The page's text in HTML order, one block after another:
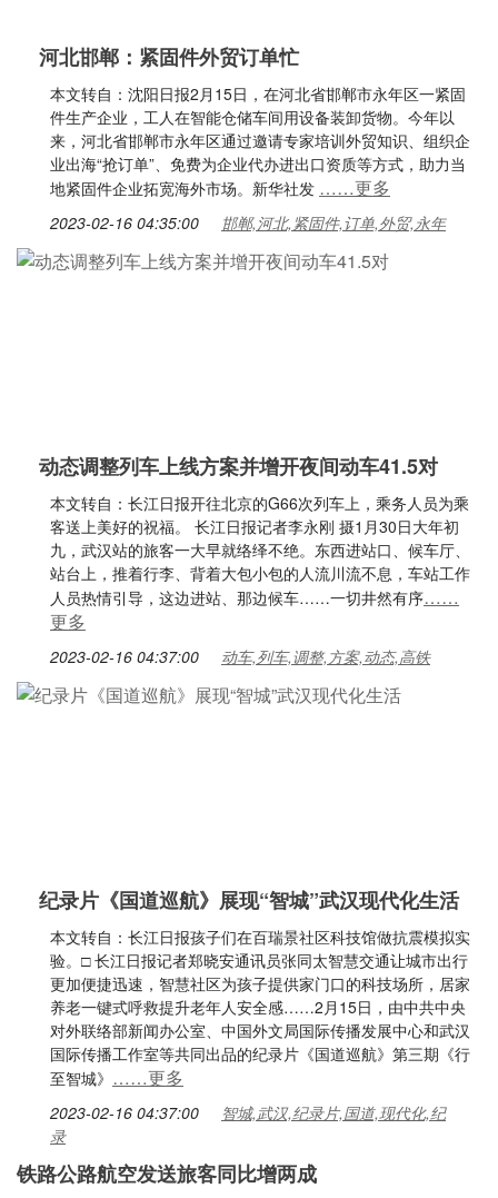
河北邯郸：紧固件外贸订单忙
本文转自：沈阳日报2月15日，在河北省邯郸市永年区一紧固
件生产企业，工人在智能仓储车间用设备装卸货物。今年以
来，河北省邯郸市永年区通过邀请专家培训外贸知识、组织企
业出海“抢订单”、免费为企业代办进出口资质等方式，助力当
地紧固件企业拓宽海外市场。新华社发 ……更多
2023-02-16 04:35:00 邯郸,河北,紧固件,订单,外贸,永年
动态调整列车上线方案并增开夜间动车41.5对
本文转自：长江日报开往北京的G66次列车上，乘务人员为乘
客送上美好的祝福。 长江日报记者李永刚 摄1月30日大年初
九，武汉站的旅客一大早就络绎不绝。东西进站口、候车厅、
站台上，推着行李、背着大包小包的人流川流不息，车站工作
人员热情引导，这边进站、那边候车……一切井然有序……
更多
2023-02-16 04:37:00 动车,列车,调整,方案,动态,高铁
纪录片《国道巡航》展现“智城”武汉现代化生活
本文转自：长江日报孩子们在百瑞景社区科技馆做抗震模拟实
验。□ 长江日报记者郑晓安通讯员张同太智慧交通让城市出行
更加便捷迅速，智慧社区为孩子提供家门口的科技场所，居家
养老一键式呼救提升老年人安全感……2月15日，由中共中央
对外联络部新闻办公室、中国外文局国际传播发展中心和武汉
国际传播工作室等共同出品的纪录片《国道巡航》第三期《行
至智城》 ……更多
2023-02-16 04:37:00
智城,武汉,纪录片,国道,现代化,纪
录
铁路公路航空发送旅客同比增两成